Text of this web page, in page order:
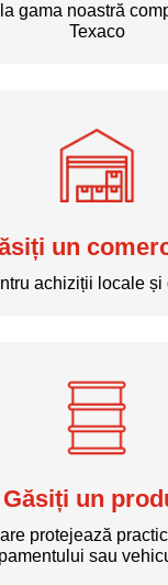
gama noastră
Texaco
un
achiziții locale și
Găsiți un
protejează
sau